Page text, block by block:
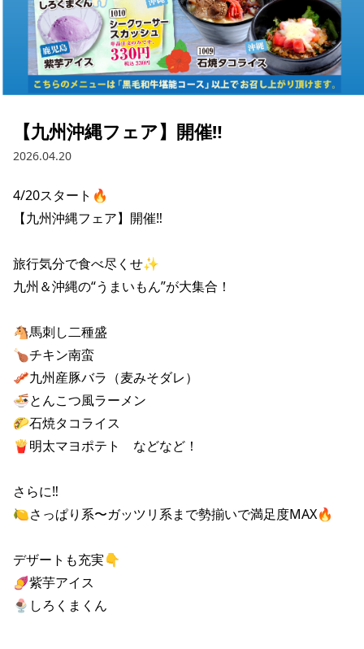
【九州沖縄フェア】開催‼️
2026.04.20
4/20スタート🔥
【九州沖縄フェア】開催‼️
旅行気分で食べ尽くせ✨
九州＆沖縄の“うまいもん”が大集合！
🐴馬刺し二種盛
🍗チキン南蛮
🥓九州産豚バラ（麦みそダレ）
🍜とんこつ風ラーメン
🌮石焼タコライス
🍟明太マヨポテト　などなど！
さらに‼️
🍋さっぱり系〜ガッツリ系まで勢揃いで満足度MAX🔥
デザートも充実👇
🍠紫芋アイス
🍨しろくまくん